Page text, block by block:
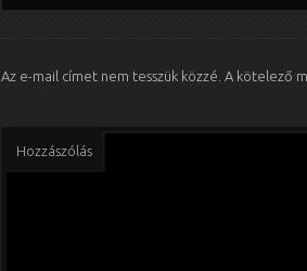
Az e-mail címet nem tesszük közzé. A kötelező
Hozzászólás